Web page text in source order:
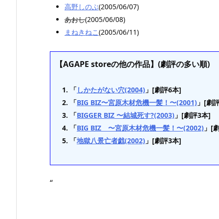
高野しのぶ(2005/06/07)
あおし(2005/06/08)
まねきねこ(2005/06/11)
【AGAPE storeの他の作品】(劇評の多い順)
「しかたがない穴(2004) 」[劇評6本]
「BIG BIZ〜宮原木材危機一髪！〜(2001) 」[劇
「BIGGER BIZ 〜結城死す?(2003) 」[劇評3本]
「BIG BIZ 〜宮原木材危機一髪！〜(2002) 」[
「地獄八景亡者戯(2002) 」[劇評3本]
“